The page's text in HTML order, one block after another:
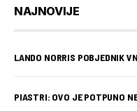
NAJNOVIJE
LANDO NORRIS POBJEDNIK
PIASTRI: OVO JE POTPUNO